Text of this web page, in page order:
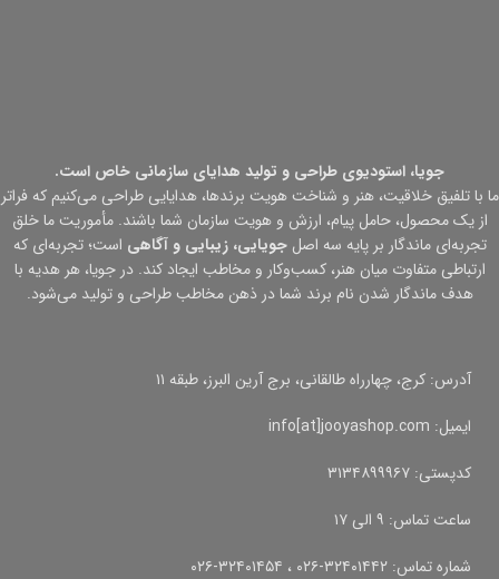
جویا، استودیوی طراحی و تولید هدایای سازمانی خاص است.
ما با تلفیق خلاقیت، هنر و شناخت هویت برندها، هدایایی طراحی می‌کنیم که فراتر
از یک محصول، حامل پیام، ارزش و هویت سازمان شما باشند. مأموریت ما خلق
تجربه‌ای ماندگار بر پایه سه اصلجویایی، زیبایی و آگاهی است؛ تجربه‌ای که
ارتباطی متفاوت میان هنر، کسب‌وکار و مخاطب ایجاد کند. در جویا، هر هدیه با
هدف ماندگار شدن نام برند شما در ذهن مخاطب طراحی و تولید می‌شود.
آدرس: کرج، چهارراه طالقانی، برج آرین البرز، طبقه ۱۱
ایمیل: info[at]jooyashop.com
کدپستی: ۳۱۳۴۸۹۹۹۶۷
ساعت تماس: ۹ الی ۱۷
شماره تماس: ۳۲۴۰۱۴۴۲-۰۲۶ ، ۳۲۴۰۱۴۵۴-۰۲۶